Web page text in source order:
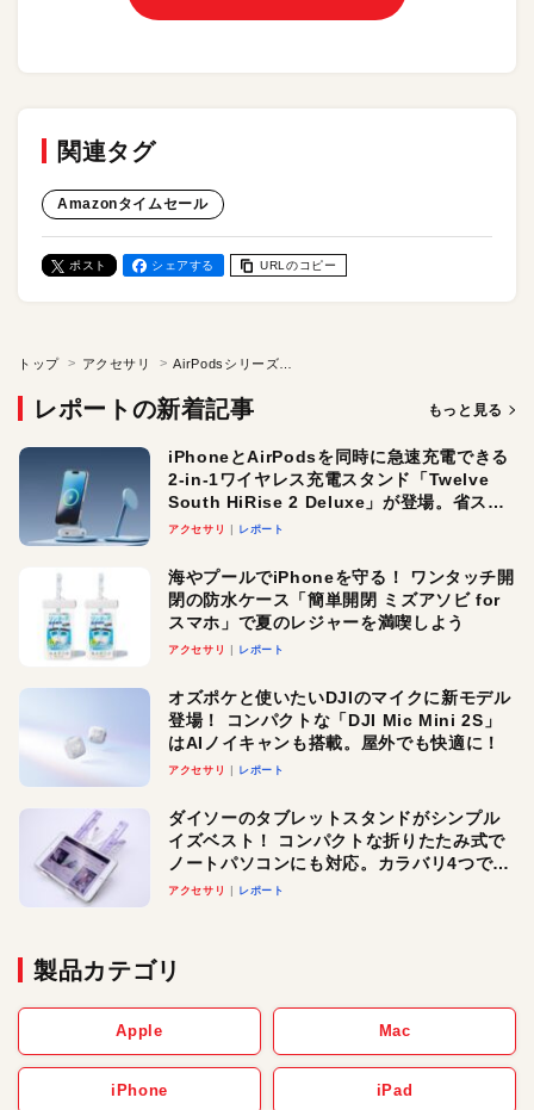
関連タグ
Amazonタイムセール
ポスト シェアする URLのコピー
トップ アクセサリ
レポートの新着記事 もっと見る
iPhoneとAirPodsを同時に急速充電できる
2-in-1ワイヤレス充電スタンド「Twelve
South HiRise 2 Deluxe」が登場。省スペ
ースでおしゃれに充電したい人にオスス
アクセサリ レポート
海やプールでiPhoneを守る！ ワンタッチ開
閉の防水ケース「簡単開閉 ミズアソビ for
スマホ」で夏のレジャーを満喫しよう
アクセサリ レポート
オズポケと使いたいDJIのマイクに新モデル
登場！ コンパクトな「DJI Mic Mini 2S」
はAIノイキャンも搭載。屋外でも快適に！
アクセサリ レポート
ダイソーのタブレットスタンドがシンプル
イズベスト！ コンパクトな折りたたみ式で
ノートパソコンにも対応。カラバリ4つで選
べる楽しさも
アクセサリ レポート
製品カテゴリ
Apple Mac
iPhone iPad